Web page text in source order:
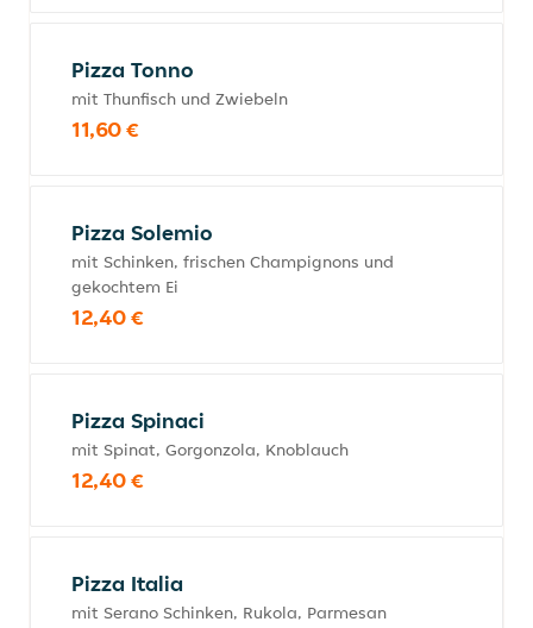
Pizza Tonno
mit Thunfisch und Zwiebeln
11,60 €
Pizza Solemio
mit Schinken, frischen Champignons und
gekochtem Ei
12,40 €
Pizza Spinaci
mit Spinat, Gorgonzola, Knoblauch
12,40 €
Pizza Italia
mit Serano Schinken, Rukola, Parmesan